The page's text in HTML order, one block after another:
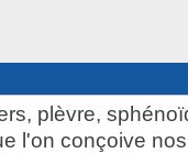
plèvre,
l'on conçoive